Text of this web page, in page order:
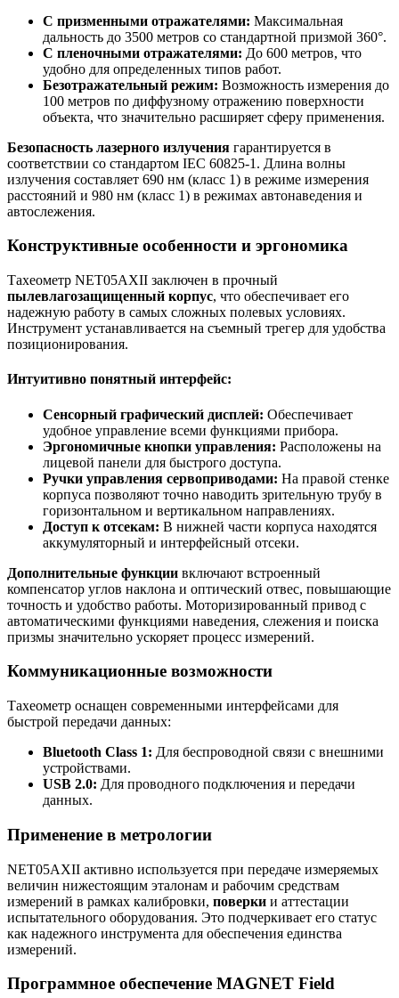
С призменными отражателями: Максимальная
дальность до 3500 метров со стандартной призмой 360°.
С пленочными отражателями: До 600 метров, что
удобно для определенных типов работ.
Безотражательный режим: Возможность измерения до
100 метров по диффузному отражению поверхности
объекта, что значительно расширяет сферу применения.
Безопасность лазерного излучения гарантируется в
соответствии со стандартом IEC 60825-1. Длина волны
излучения составляет 690 нм (класс 1) в режиме измерения
расстояний и 980 нм (класс 1) в режимах автонаведения и
автослежения.
Конструктивные особенности и эргономика
Тахеометр NET05AXII заключен в прочный
пылевлагозащищенный корпус, что обеспечивает его
надежную работу в самых сложных полевых условиях.
Инструмент устанавливается на съемный трегер для удобства
позиционирования.
Интуитивно понятный интерфейс:
Сенсорный графический дисплей: Обеспечивает
удобное управление всеми функциями прибора.
Эргономичные кнопки управления: Расположены на
лицевой панели для быстрого доступа.
Ручки управления сервоприводами: На правой стенке
корпуса позволяют точно наводить зрительную трубу в
горизонтальном и вертикальном направлениях.
Доступ к отсекам: В нижней части корпуса находятся
аккумуляторный и интерфейсный отсеки.
Дополнительные функции включают встроенный
компенсатор углов наклона и оптический отвес, повышающие
точность и удобство работы. Моторизированный привод с
автоматическими функциями наведения, слежения и поиска
призмы значительно ускоряет процесс измерений.
Коммуникационные возможности
Тахеометр оснащен современными интерфейсами для
быстрой передачи данных:
Bluetooth Class 1: Для беспроводной связи с внешними
устройствами.
USB 2.0: Для проводного подключения и передачи
данных.
Применение в метрологии
NET05AXII активно используется при передаче измеряемых
величин нижестоящим эталонам и рабочим средствам
измерений в рамках калибровки, поверки и аттестации
испытательного оборудования. Это подчеркивает его статус
как надежного инструмента для обеспечения единства
измерений.
Программное обеспечение MAGNET Field